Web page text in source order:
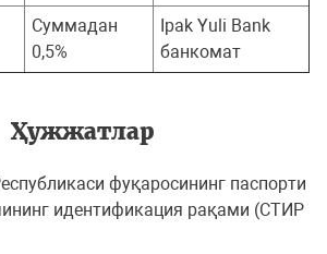
Суммадан
0,5%
Ipak Yuli Bank
банкомат
Ҳужжатлар
фуқаросининг паспорти
идентификация рақами (СТИР